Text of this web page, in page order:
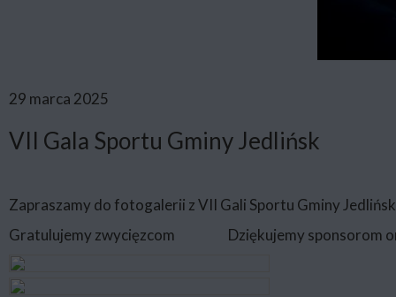
29 marca 2025
VII Gala Sportu Gminy Jedlińsk
Zapraszamy do fotogalerii z VII Gali Sportu Gminy
Gratulujemy zwycięzcom
Dziękujemy sponsorom